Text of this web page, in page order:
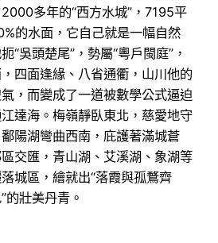
多年的“西方水城”，7195平
的水面，它自己就是一幅自然
“吳頭楚尾”，勢屬“粵戶閩庭”，
四面逢緣、八省通衢，山川他的
，而變成了一道被數學公式逼迫
達海。梅嶺靜臥東北，慈愛地守
陽湖彎曲西南，庇護著滿城蒼
交匯，青山湖、艾溪湖、象湖等
城區，繪就出“落霞與孤鶩齊
的壯美丹青。